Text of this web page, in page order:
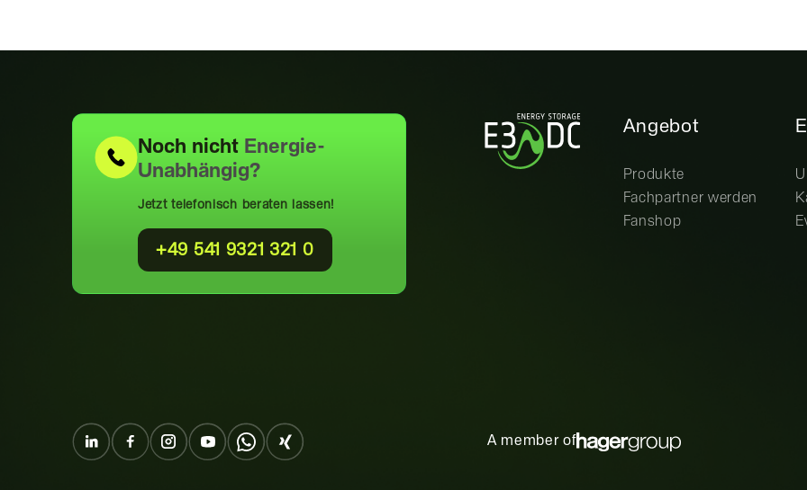
Noch nicht Energie-
Unabhängig?
Jetzt telefonisch beraten lassen!
+49 541 9321 321 0
Angebot
Produkte
Fachpartner werden
Fanshop
A member of